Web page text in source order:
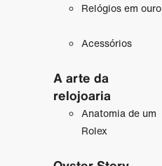
Relógios em ouro
Acessórios
A arte da
relojoaria
Anatomia de um
Rolex